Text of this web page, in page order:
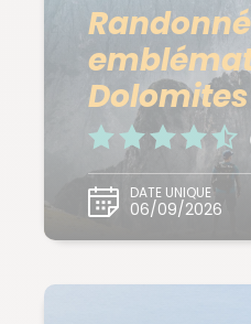
Dolomites
DATE UNIQUE
06/09/2026